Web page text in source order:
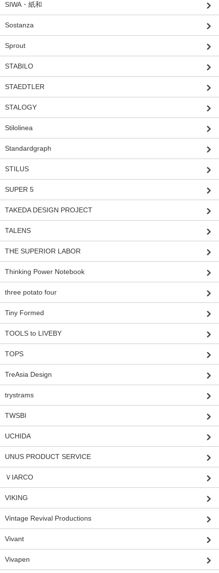
SIWA・紙和
Sostanza
Sprout
STABILO
STAEDTLER
STALOGY
Stilolinea
Standardgraph
STILUS
SUPER 5
TAKEDA DESIGN PROJECT
TALENS
THE SUPERIOR LABOR
Thinking Power Notebook
three potato four
Tiny Formed
TOOLS to LIVEBY
TOPS
TreAsia Design
trystrams
TWSBI
UCHIDA
UNUS PRODUCT SERVICE
ＶIARCO
VIKING
Vintage Revival Productions
Vivant
Vivapen